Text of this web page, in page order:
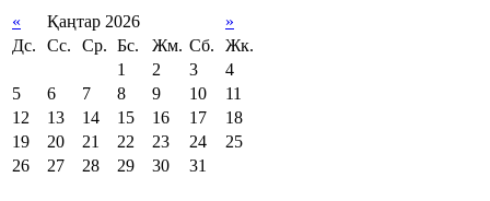
« Қаңтар 2026
»
Дс.
Сс. Ср. Бс. Жм. Сб.
Жк.
1
2 3
4
5
6 7 8 9 10
11
12
13 14 15 16 17
18
19
20 21 22 23 24
25
26
27 28 29 30 31